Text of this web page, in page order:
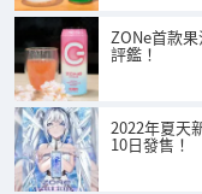
ZONe首款
評鑑！
2022年夏天
10日發售！